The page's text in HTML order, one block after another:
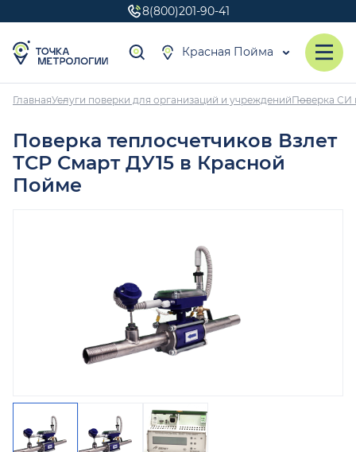
8(800)201-90-41
Красная Пойма
ГлавнаяУслуги поверки для организаций и учрежденийПоверка СИ
Поверка теплосчетчиков Взлет
ТСР Смарт ДУ15 в Красной
Пойме